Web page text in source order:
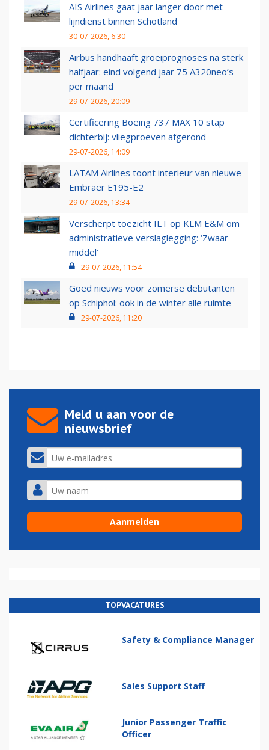
AIS Airlines gaat jaar langer door met
lijndienst binnen Schotland
30-07-2026, 6:30
Airbus handhaaft groeiprognoses na sterk
halfjaar: eind volgend jaar 75 A320neo’s
per maand
29-07-2026, 20:09
Certificering Boeing 737 MAX 10 stap
dichterbij: vliegproeven afgerond
29-07-2026, 14:09
LATAM Airlines toont interieur van nieuwe
Embraer E195-E2
29-07-2026, 13:34
Verscherpt toezicht ILT op KLM E&M om
administratieve verslaglegging: ‘Zwaar
middel’
29-07-2026, 11:54
Goed nieuws voor zomerse debutanten
op Schiphol: ook in de winter alle ruimte
29-07-2026, 11:20
Meld u aan voor de
nieuwsbrief
TOPVACATURES
Safety & Compliance Manager
Sales Support Staff
Junior Passenger Traffic
Officer